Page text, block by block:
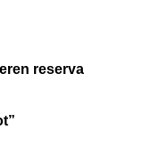
reserva